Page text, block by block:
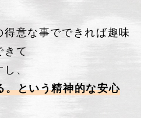
意な事でできれば趣味
きて
、
。という精神的な安心